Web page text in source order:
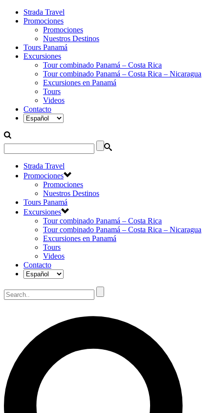
Strada Travel
Promociones
Promociones
Nuestros Destinos
Tours Panamá
Excursiones
Tour combinado Panamá – Costa Rica
Tour combinado Panamá – Costa Rica – Nicaragua
Excursiones en Panamá
Tours
Videos
Contacto
Strada Travel
Promociones
Promociones
Nuestros Destinos
Tours Panamá
Excursiones
Tour combinado Panamá – Costa Rica
Tour combinado Panamá – Costa Rica – Nicaragua
Excursiones en Panamá
Tours
Videos
Contacto